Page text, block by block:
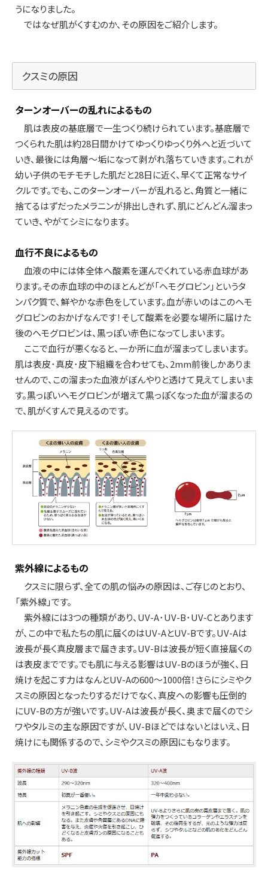
うになりました。
ではなぜ肌がくすむのか、その原因をご紹介します。
クスミの原因
ターンオーバーの乱れによるもの
肌は表皮の基底層で一生つくり続けられています。基底層で
つくられた肌は約28日間かけてゆっくりゆっくり外へと近づいて
いき、最後には角層～垢になって剥がれ落ちていきます。これが
幼い子供のモチモチした肌だと28日に近く、早くて正常なサイ
クルです。でも、このターンオーバーが乱れると、角質と一緒に
捨てるはずだったメラニンが排出しきれず、肌にどんどん溜まっ
ていき、やがてシミになります。
血行不良によるもの
血液の中には体全体へ酸素を運んでくれている赤血球があ
ります。その赤血球の中のほとんどが「ヘモグロビン」というタ
ンパク質で、鮮やかな赤色をしています。血が赤いのはこのヘモ
グロビンのおかげなんです！そして酸素を必要な場所に届けた
後のヘモグロビンは、黒っぽい赤色になってしまいます。
ここで血行が悪くなると、一か所に血が溜まってしまいます。
肌は表皮･真皮･皮下組織を合わせても、2mm前後しかありま
せんので、この溜まった血液がぼんやりと透けて見えてしまいま
す。黒っぽいヘモグロビンが増えて黒っぽくなった血が溜まるの
で、肌がくすんで見えるのです。
紫外線によるもの
クスミに限らず、全ての肌の悩みの原因は、ご存じのとおり、
「紫外線」です。
紫外線には3つの種類があり、UV-A･UV-B･UV-Cとあります
が、この中で私たちの肌に届くのはUV-AとUV-Bです。UV-Aは
波長が長く真皮層まで届きます。UV-Bは波長が短く直接届くの
は表皮までです。でも肌に与える影響はUV-Bのほうが強く、日
焼けを起こす力はなんとUV-Aの600～1000倍！さらにシミやク
スミの原因となったりするだけでなく、真皮への影響も圧倒的
にUV-Bの方が強いです。UV-Aは波長が長く、奥まで届くのでシ
ワやタルミの主な原因ですが、UV-Bほどではないとはいえ、日
焼けにも関係するので、シミやクスミの原因にもなります。